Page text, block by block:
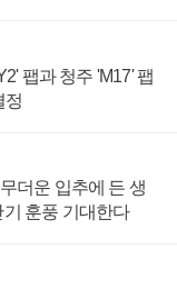
팹과 청주 'M17' 팹
정
더운 입추에 든 생
훈풍 기대한다